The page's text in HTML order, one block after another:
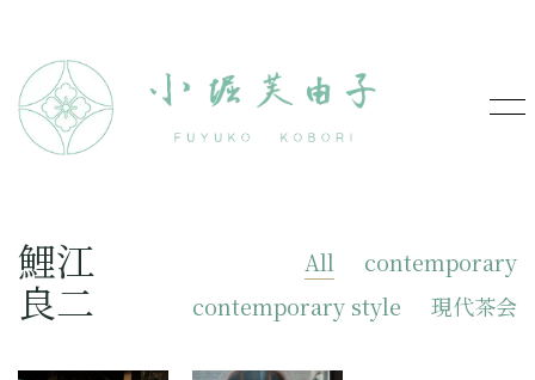
鯉江
良二
All
contemporary
contemporary style
現代茶会